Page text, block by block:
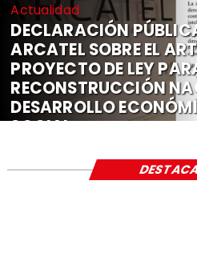
Actualidad
DECLARACIÓN
ARCATEL SOBRE EL
PROYECTO DE LEY
RECONSTRUCCIÓN
DESARROLLO
SOCIAL